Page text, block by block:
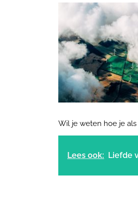
Wil je weten hoe je
Lees ook: Liefde